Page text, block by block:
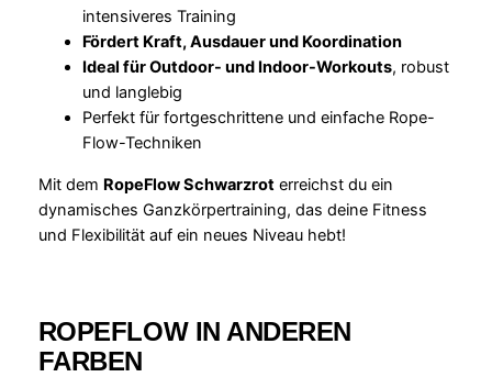
intensiveres Training
Fördert Kraft, Ausdauer und Koordination
Ideal für Outdoor- und Indoor-Workouts, robust
und langlebig
Perfekt für fortgeschrittene und einfache Rope-
Flow-Techniken
Mit dem RopeFlow Schwarzroterreichst du ein
dynamisches Ganzkörpertraining, das deine Fitness
und Flexibilität auf ein neues Niveau hebt!
ROPEFLOW IN ANDEREN
FARBEN